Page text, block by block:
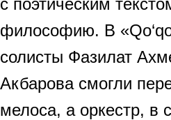
с поэтическим
философию. В
солисты Фазилат
Акбарова смогли
мелоса, а оркестр, в